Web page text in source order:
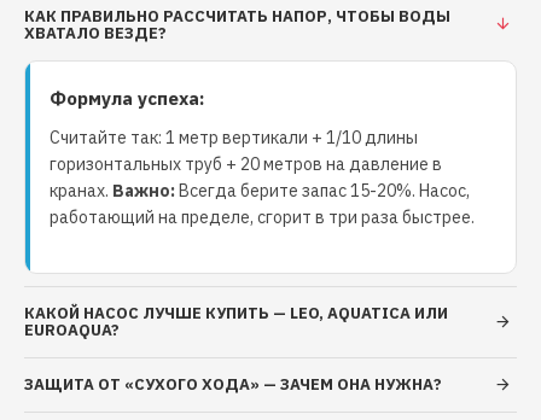
Подзаголовок (H2): Надежность и Качество
Ограничения:
Максимальная температура перекачиваемой
жидкости: до +35°C
Содержание механических примесей: не более
1 кг/м³
Максимальный размер твердых частиц: до 55
Надежный насос для перекачивания
загрязненных вод
КАК ПРАВИЛЬНО РАССЧИТАТЬ НАПОР, ЧТОБЫ ВОДЫ
ХВАТАЛО ВЕЗДЕ?
Формула успеха:
Считайте так: 1 метр вертикали + 1/10 длины
горизонтальных труб + 20 метров на давление в
кранах. Важно:Всегда берите запас 15-20%. Насос,
работающий на пределе, сгорит в три раза быстрее.
КАКОЙ НАСОС ЛУЧШЕ КУПИТЬ — LEO, AQUATICA ИЛИ
EUROAQUA?
ЗАЩИТА ОТ «СУХОГО ХОДА» — ЗАЧЕМ ОНА НУЖНА?